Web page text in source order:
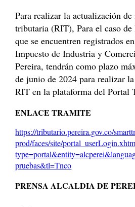
Para realizar la actualización
tributaria (RIT), Para el caso
que se encuentren registrados
Impuesto de Industria y
Pereira, tendrán como plazo
de junio de 2024 para realizar
RIT en la plataforma del Portal
ENLACE TRAMITE
https://tributario.pereira.gov.co/
prod/faces/site/
pruebas&tl=Tnco
PRENSA ALCALDIA DE